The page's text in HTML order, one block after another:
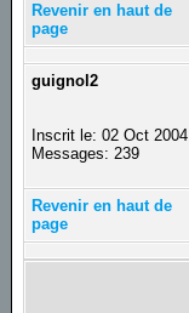
Revenir en haut de
page
guignol2
Inscrit le: 02 Oct 2004
Messages: 239
Revenir en haut de
page